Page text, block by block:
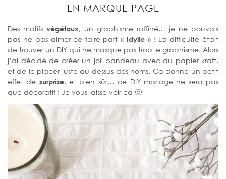
EN MARQUE-PAGE
Des motifs végétaux, un graphisme raffiné… je ne pouvais
pas ne pas aimer ce faire-part « Idylle» ! La difficulté était
de trouver un DIY qui ne masque pas trop le graphisme. Alors
j’ai décidé de créer un joli bandeau avec du papier kraft,
et de le placer juste au-dessus des noms. Ca donne un petit
effet de surprise, et bien sûr… ce DIY mariage ne sera pas
que décoratif ! Je vous laisse voir ça 🙂